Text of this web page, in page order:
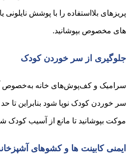
پریزهای بلااستفاده را با پوشش
های مخصوص بپوشانید.
جلوگیری از سر خوردن کودک
سرامیک و کف‌پوش‌های خانه به‌خصوص
سر خوردن کودک نوپا شود بنابراین تا
موکت بپوشانید تا مانع از آسیب کودک
ایمنی کابینت ها و کشوهای